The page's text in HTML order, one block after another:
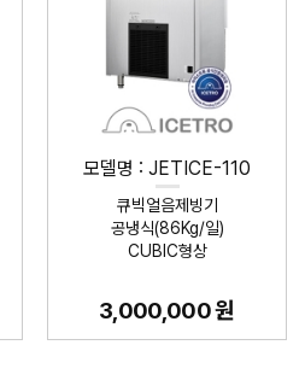
모델명 : JETICE-110
큐빅얼음제빙기
공냉식(86Kg/일)
CUBIC형상
3,000,000 원